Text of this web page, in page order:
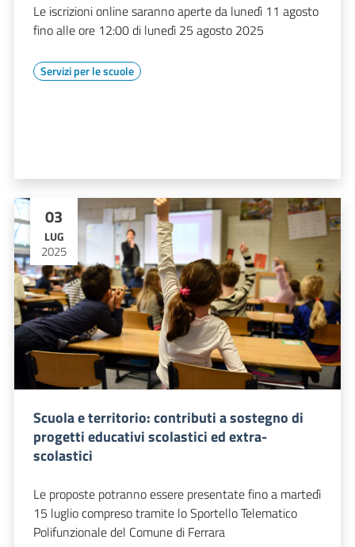
Le iscrizioni online saranno aperte da lunedì 11 agosto
fino alle ore 12:00 di lunedì 25 agosto 2025
Servizi per le scuole
03
LUG
2025
Scuola e territorio: contributi a sostegno di
progetti educativi scolastici ed extra-
scolastici
Le proposte potranno essere presentate fino a martedì
15 luglio compreso tramite lo Sportello Telematico
Polifunzionale del Comune di Ferrara